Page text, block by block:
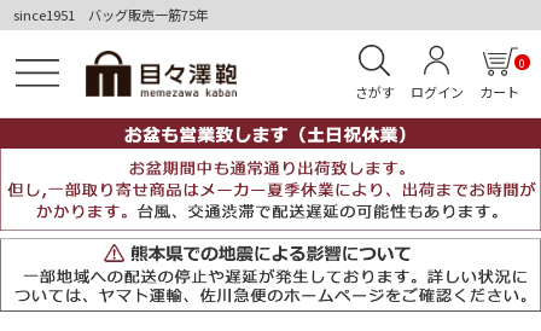
since1951 バッグ販売一筋75年
さがす ログイン カート
0